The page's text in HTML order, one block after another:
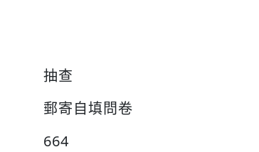
抽查
郵寄自填問卷
664